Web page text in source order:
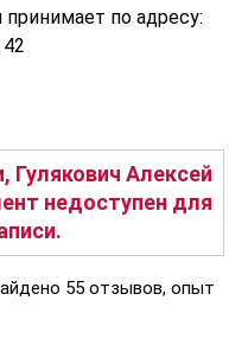
по адресу:
Алексей
недоступен для
55 отзывов, опыт